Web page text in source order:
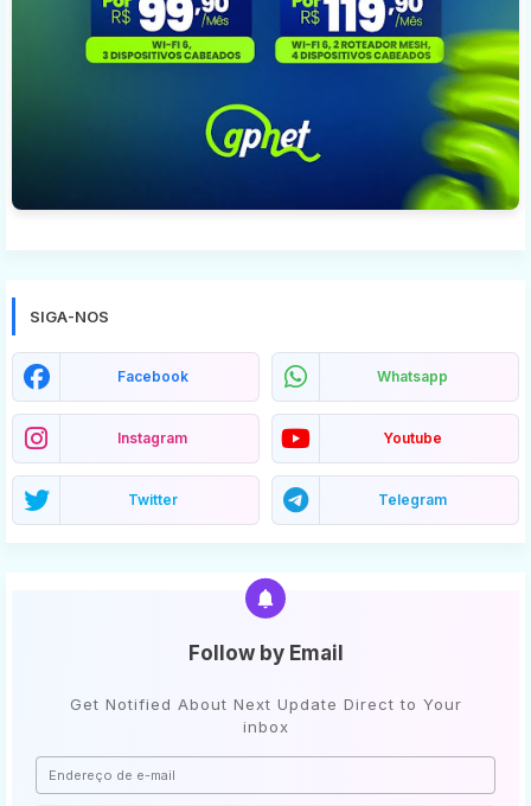
SIGA-NOS
Facebook Whatsapp
Instagram Youtube
Twitter Telegram
Follow by Email
Get Notified About Next Update Direct to Your
inbox